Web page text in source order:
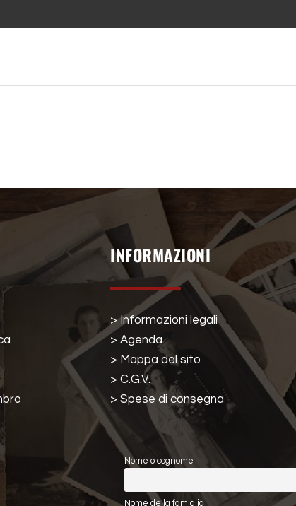
INFORMAZIONI
> Informazioni legali
> Agenda
> Mappa del sito
> C.G.V.
> Spese di consegna
Nome o cognome
Nome della famiglia